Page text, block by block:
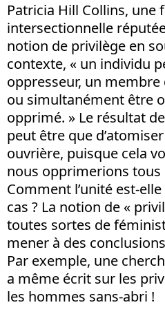
Patricia Hill Collins, une
intersectionnelle
notion de privilège en
contexte, « un individu
oppresseur, un membre
ou simultanément être
opprimé. » Le résultat
peut être que
ouvrière, puisque cela
nous opprimerions tous
Comment l’unité est-
cas ? La notion de «
toutes sortes de
mener à des
Par exemple, une
a même écrit sur les
les hommes sans-abri !